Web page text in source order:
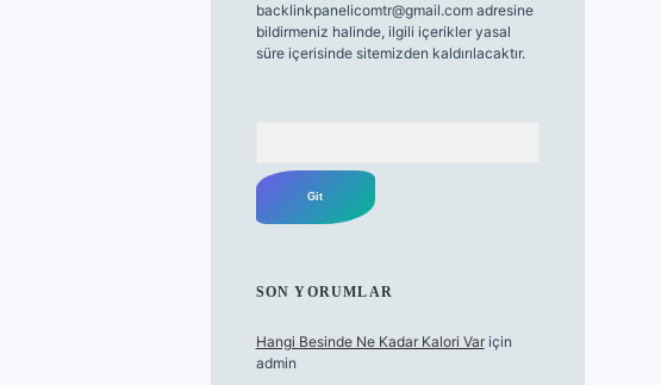
backlinkpanelicomtr@gmail.comadresine
bildirmeniz halinde, ilgili içerikler yasal
süre içerisinde sitemizden kaldırılacaktır.
SON YORUMLAR
Hangi Besinde Ne Kadar Kalori Variçin
admin